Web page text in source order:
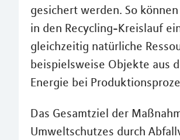
gesichert werden. So
in den Recycling-Kreislauf
gleichzeitig natürliche
beispielsweise Objekte aus
Energie bei
Das Gesamtziel der
Umweltschutzes durch